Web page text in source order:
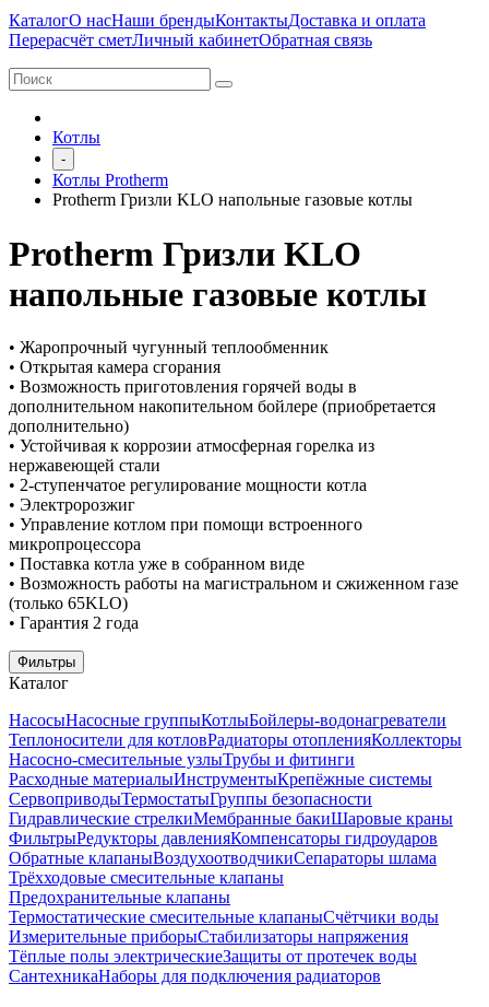
КаталогО насНаши брендыКонтактыДоставка и оплата
Перерасчёт сметЛичный кабинетОбратная связь
Котлы
-
Котлы Protherm
Protherm Гризли KLO напольные газовые котлы
Protherm Гризли KLO
напольные газовые котлы
• Жаропрочный чугунный теплообменник
• Открытая камера сгорания
• Возможность приготовления горячей воды в
дополнительном накопительном бойлере (приобретается
дополнительно)
• Устойчивая к коррозии атмосферная горелка из
нержавеющей стали
• 2-ступенчатое регулирование мощности котла
• Электророзжиг
• Управление котлом при помощи встроенного
микропроцессора
• Поставка котла уже в собранном виде
• Возможность работы на магистральном и сжиженном газе
(только 65KLO)
• Гарантия 2 года
Фильтры
Каталог
НасосыНасосные группыКотлыБойлеры-водонагреватели
Теплоносители для котловРадиаторы отопленияКоллекторы
Насосно-смесительные узлыТрубы и фитинги
Расходные материалыИнструментыКрепёжные системы
СервоприводыТермостатыГруппы безопасности
Гидравлические стрелкиМембранные бакиШаровые краны
ФильтрыРедукторы давленияКомпенсаторы гидроударов
Обратные клапаныВоздухоотводчикиСепараторы шлама
Трёхходовые смесительные клапаны
Предохранительные клапаны
Термостатические смесительные клапаныСчётчики воды
Измерительные приборыСтабилизаторы напряжения
Тёплые полы электрическиеЗащиты от протечек воды
СантехникаНаборы для подключения радиаторов